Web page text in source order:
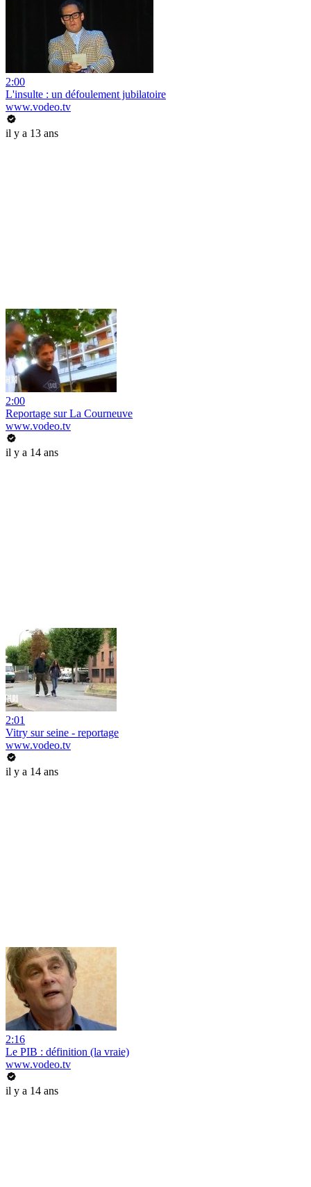
2:00
L'insulte : un défoulement jubilatoire
www.vodeo.tv
il y a 13 ans
2:00
Reportage sur La Courneuve
www.vodeo.tv
il y a 14 ans
2:01
Vitry sur seine - reportage
www.vodeo.tv
il y a 14 ans
2:16
Le PIB : définition (la vraie)
www.vodeo.tv
il y a 14 ans